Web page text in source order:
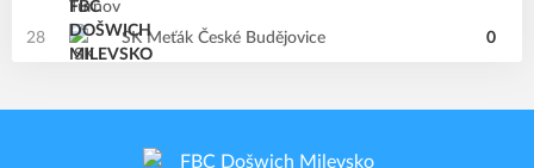
28 SK Meťák České Budějovice 0